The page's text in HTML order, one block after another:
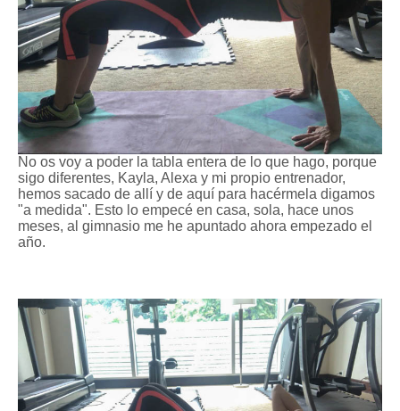
No os voy a poder la tabla entera de lo que hago, porque
sigo diferentes, Kayla, Alexa y mi propio entrenador,
hemos sacado de allí y de aquí para hacérmela digamos
"a medida". Esto lo empecé en casa, sola, hace unos
meses, al gimnasio me he apuntado ahora empezado el
año.